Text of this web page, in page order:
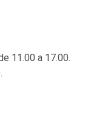
11.00 a 17.00.